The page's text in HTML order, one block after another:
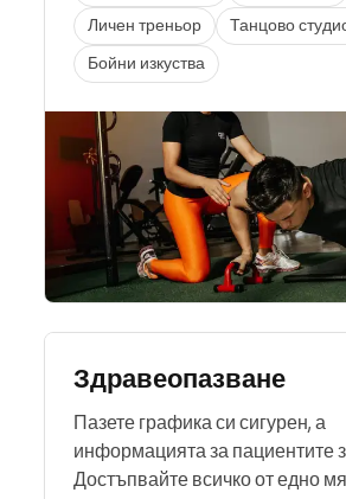
Личен треньор
Танцово
Бойни изкуства
Здравеопазване
Пазете графика си сигурен, а
информацията за пациентите
Достъпвайте всичко от едно